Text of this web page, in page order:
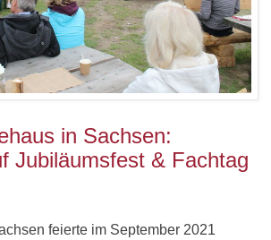
in Sachsen:
Jubiläumsfest & Fachtag
feierte im September 2021